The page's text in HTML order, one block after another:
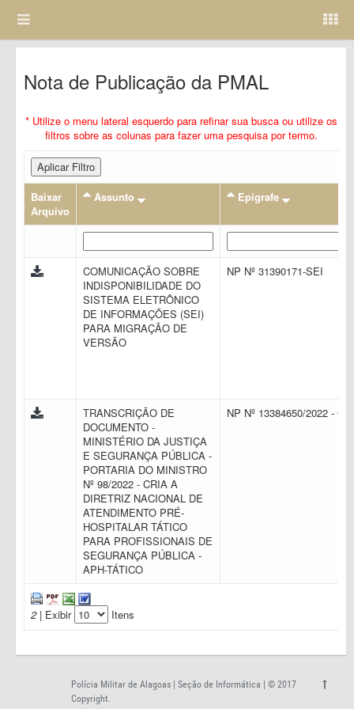
Nota de Publicação da PMAL
* Utilize o menu lateral esquerdo para refinar sua busca ou utilize os
filtros sobre as colunas para fazer uma pesquisa por termo.
Aplicar Filtro
Baixar
Arquivo
Assunto Epigrafe
COMUNICAÇÃO SOBRE
INDISPONIBILIDADE DO
SISTEMA ELETRÔNICO
DE INFORMAÇÕES (SEI)
PARA MIGRAÇÃO DE
VERSÃO
NP Nº 31390171-SEI
TRANSCRIÇÃO DE
DOCUMENTO -
MINISTÉRIO DA JUSTIÇA
E SEGURANÇA PÚBLICA -
PORTARIA DO MINISTRO
Nº 98/2022 - CRIA A
DIRETRIZ NACIONAL DE
ATENDIMENTO PRÉ-
HOSPITALAR TÁTICO
PARA PROFISSIONAIS DE
SEGURANÇA PÚBLICA -
APH-TÁTICO
NP Nº 13384650/2022 -
2| Exibir Itens
Polícia Militar de Alagoas | Seção de Informática | © 2017
Copyright.